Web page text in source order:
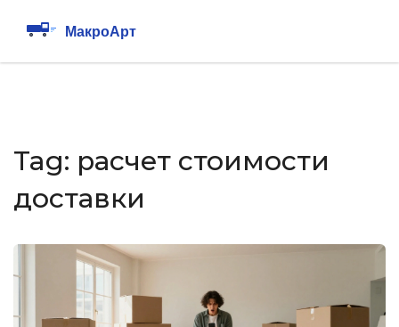
Tag: расчет стоимости
доставки